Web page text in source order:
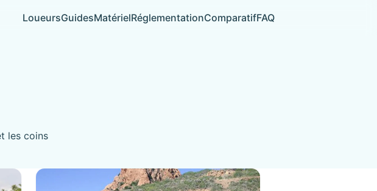
LoueursGuidesMatérielRéglementationComparatifFAQ
les coins